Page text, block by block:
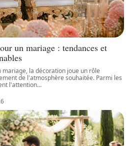
un mariage : tendances et
la décoration joue un rôle
de l'atmosphère souhaitée. Parmi les
l'attention…